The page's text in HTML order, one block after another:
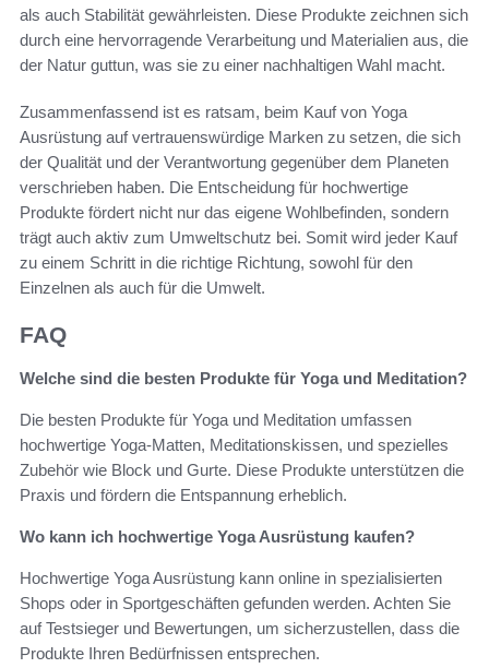
als auch Stabilität gewährleisten. Diese Produkte zeichnen sich
durch eine hervorragende Verarbeitung und Materialien aus, die
der Natur guttun, was sie zu einer nachhaltigen Wahl macht.
Zusammenfassend ist es ratsam, beim Kauf von Yoga
Ausrüstung auf vertrauenswürdige Marken zu setzen, die sich
der Qualität und der Verantwortung gegenüber dem Planeten
verschrieben haben. Die Entscheidung für hochwertige
Produkte fördert nicht nur das eigene Wohlbefinden, sondern
trägt auch aktiv zum Umweltschutz bei. Somit wird jeder Kauf
zu einem Schritt in die richtige Richtung, sowohl für den
Einzelnen als auch für die Umwelt.
FAQ
Welche sind die besten Produkte für Yoga und Meditation?
Die besten Produkte für Yoga und Meditation umfassen
hochwertige Yoga-Matten, Meditationskissen, und spezielles
Zubehör wie Block und Gurte. Diese Produkte unterstützen die
Praxis und fördern die Entspannung erheblich.
Wo kann ich hochwertige Yoga Ausrüstung kaufen?
Hochwertige Yoga Ausrüstung kann online in spezialisierten
Shops oder in Sportgeschäften gefunden werden. Achten Sie
auf Testsieger und Bewertungen, um sicherzustellen, dass die
Produkte Ihren Bedürfnissen entsprechen.